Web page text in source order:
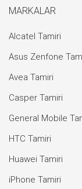
MARKALAR
Alcatel Tamiri
Asus Zenfone
Avea Tamiri
Casper Tamiri
General Mobile
HTC Tamiri
Huawei Tamiri
iPhone Tamiri